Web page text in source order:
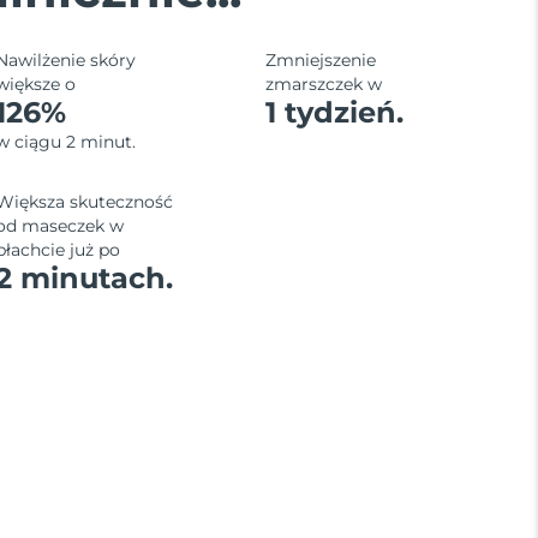
skóry
o
ciągu 2 minut.
Zmniejszenie
zmarszczek w
1 tydzień.
skuteczność
maseczek w
już po
minutach.